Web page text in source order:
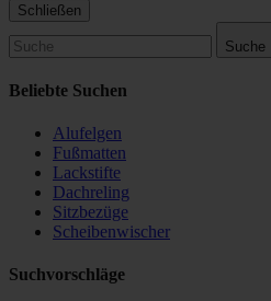
Schließen
Suche
Beliebte Suchen
Alufelgen
Fußmatten
Lackstifte
Dachreling
Sitzbezüge
Scheibenwischer
Suchvorschläge